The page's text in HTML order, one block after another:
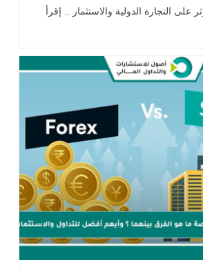
على التجارة الدولية والاستثمار .. إقرأ